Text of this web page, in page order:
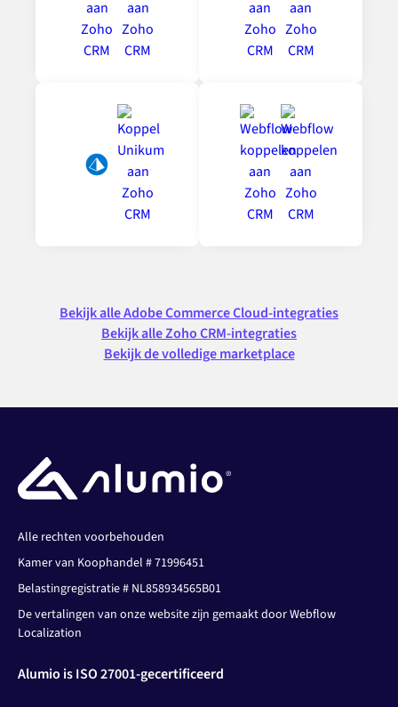
Bekijk alle Adobe Commerce Cloud-integraties
Bekijk alle Zoho CRM-integraties
Bekijk de volledige marketplace
Alle rechten voorbehouden
Kamer van Koophandel # 71996451
Belastingregistratie # NL858934565B01
De vertalingen van onze website zijn gemaakt door Webflow
Localization
Alumio is ISO 27001-gecertificeerd